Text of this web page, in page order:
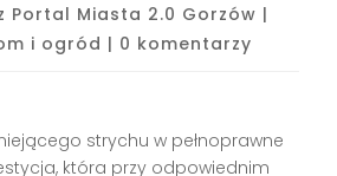
Portal Miasta 2.0 Gorzów |
i ogród | 0 komentarzy
strychu w pełnoprawne
która przy odpowiednim